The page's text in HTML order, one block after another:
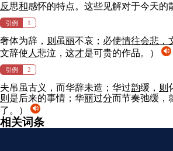
反 思和感怀的特点。这些见解对于今天的
引例 1
奢体为辞， 则 虽丽不哀；必使情往会悲，
文辞使 人 悲泣，这才是可贵的作品。）
引例 2
夫吊虽古义，而华辞未造；华过韵缓， 则
则 是后来的事情；华丽过分而节奏弛缓，
了。）
相关词条